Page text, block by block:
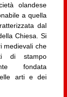
olandese
a quella
dal
Chiesa. Si
medievali che
di stampo
fondata
arti e dei